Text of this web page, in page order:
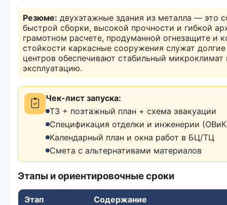
Резюме: двухэтажные здания из металла — это
быстрой сборки, высокой прочности и гибкой
грамотном расчете, продуманной огнезащите и
стойкости каркасные сооружения служат
центров обеспечивают стабильный микроклимат
эксплуатацию.
Чек-лист запуска:
ТЗ + поэтажный план + схема эвакуации
Спецификация отделки и инженерии
Календарный план и окна работ в БЦ/ТЦ
Смета с альтернативами материалов
Этапы и ориентировочные сроки
Этап Содержание